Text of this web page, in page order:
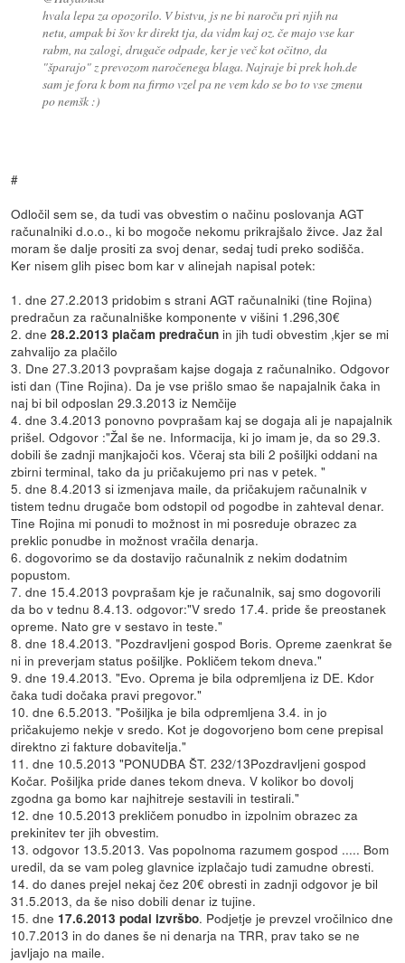
hvala lepa za opozorilo. V bistvu, js ne bi naroču pri njih na
netu, ampak bi šov kr direkt tja, da vidm kaj oz. če majo vse kar
rabm, na zalogi, drugače odpade, ker je več kot očitno, da
"šparajo" z prevozom naročenega blaga. Najraje bi prek hoh.de
sam je fora k bom na firmo vzel pa ne vem kdo se bo to vse zmenu
po nemšk :)
#
Odločil sem se, da tudi vas obvestim o načinu poslovanja AGT
računalniki d.o.o., ki bo mogoče nekomu prikrajšalo živce. Jaz žal
moram še dalje prositi za svoj denar, sedaj tudi preko sodišča.
Ker nisem glih pisec bom kar v alinejah napisal potek:
1. dne 27.2.2013 pridobim s strani AGT računalniki (tine Rojina)
predračun za računalniške komponente v višini 1.296,30€
2. dne28.2.2013 plačam predračun in jih tudi obvestim ,kjer se mi
zahvalijo za plačilo
3. Dne 27.3.2013 povprašam kajse dogaja z računalniko. Odgovor
isti dan (Tine Rojina). Da je vse prišlo smao še napajalnik čaka in
naj bi bil odposlan 29.3.2013 iz Nemčije
4. dne 3.4.2013 ponovno povprašam kaj se dogaja ali je napajalnik
prišel. Odgovor :"Žal še ne. Informacija, ki jo imam je, da so 29.3.
dobili še zadnji manjkajoči kos. Včeraj sta bili 2 pošiljki oddani na
zbirni terminal, tako da ju pričakujemo pri nas v petek. "
5. dne 8.4.2013 si izmenjava maile, da pričakujem računalnik v
tistem tednu drugače bom odstopil od pogodbe in zahteval denar.
Tine Rojina mi ponudi to možnost in mi posreduje obrazec za
preklic ponudbe in možnost vračila denarja.
6. dogovorimo se da dostavijo računalnik z nekim dodatnim
popustom.
7. dne 15.4.2013 povprašam kje je računalnik, saj smo dogovorili
da bo v tednu 8.4.13. odgovor:"V sredo 17.4. pride še preostanek
opreme. Nato gre v sestavo in teste."
8. dne 18.4.2013. "Pozdravljeni gospod Boris. Opreme zaenkrat še
ni in preverjam status pošiljke. Pokličem tekom dneva."
9. dne 19.4.2013. "Evo. Oprema je bila odpremljena iz DE. Kdor
čaka tudi dočaka pravi pregovor."
10. dne 6.5.2013. "Pošiljka je bila odpremljena 3.4. in jo
pričakujemo nekje v sredo. Kot je dogovorjeno bom cene prepisal
direktno zi fakture dobavitelja."
11. dne 10.5.2013 "PONUDBA ŠT. 232/13Pozdravljeni gospod
Kočar. Pošiljka pride danes tekom dneva. V kolikor bo dovolj
zgodna ga bomo kar najhitreje sestavili in testirali."
12. dne 10.5.2013 prekličem ponudbo in izpolnim obrazec za
prekinitev ter jih obvestim.
13. odgovor 13.5.2013. Vas popolnoma razumem gospod ..... Bom
uredil, da se vam poleg glavnice izplačajo tudi zamudne obresti.
14. do danes prejel nekaj čez 20€ obresti in zadnji odgovor je bil
31.5.2013, da še niso dobili denar iz tujine.
15. dne 17.6.2013 podal izvršbo. Podjetje je prevzel vročilnico dne
10.7.2013 in do danes še ni denarja na TRR, prav tako se ne
javljajo na maile.